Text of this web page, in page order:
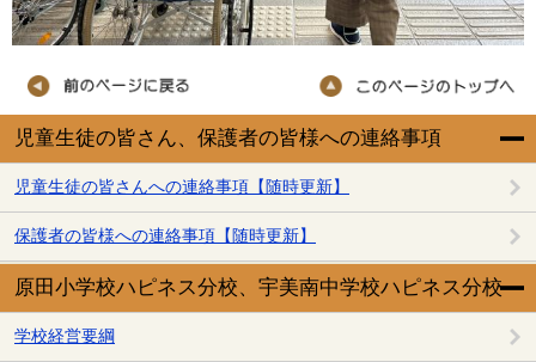
児童生徒の皆さん、保護者の皆様への連絡事項
児童生徒の皆さんへの連絡事項【随時更新】
保護者の皆様への連絡事項【随時更新】
原田小学校ハピネス分校、宇美南中学校ハピネス分校
学校経営要綱